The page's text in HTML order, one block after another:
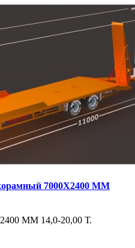
7000Х2400 ММ
ММ 14,0-20,00 Т.